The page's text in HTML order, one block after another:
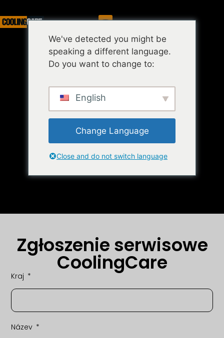
Služba
Zgłoszenie serwisowe
CoolingCare
Kraj
Název
We've detected you might be
speaking a different language.
Do you want to change to:
English
Change Language
Close and do not switch language